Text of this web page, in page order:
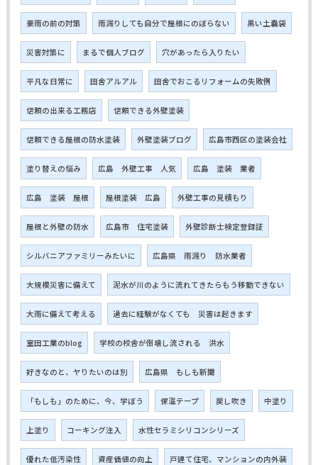
豪雨の前の対策 雨漏りしても自分で屋根にのぼらない 黒い土嚢袋
災害対策に まるで個人ブログ 穴があったら入りたい
平凡な日常に 田舎アルアル 田舎でおこるリフォームの失敗例
信頼の出来る工務店 信頼できる外壁塗装
信頼できる屋根の防水塗装 外壁塗装ブログ 広島市西区の塗装会社
塗り替えの悩み 広島 外壁工事 人気 広島 塗装 業者
広島 塗装 屋根 屋根塗装 広島 外壁工事の見積もり
屋根と外壁の防水 広島市 住宅塗装 外壁診断士検定登録証
シルバニアファミリーみたいに 広島県 雨漏り 防水業者
大規模災害に備えて 泥水が川のように流れてきたらもう移動できない
大雨に備えて考える 過去に経験がなくても 災害は起きます
室田工業のblog 学校の校舎が倒壊し流される 洪水
好きなのと、ヤりたいのは別 広島県 もしも新聞
「もしも」のために、今、学ぼう 保温テープ 戻し吹き 中塗り
上塗り コーキング注入 水性セラミシリコンシリーズ
優れた低汚染性 資産価値の向上 戸建て住宅、マンションの内外装